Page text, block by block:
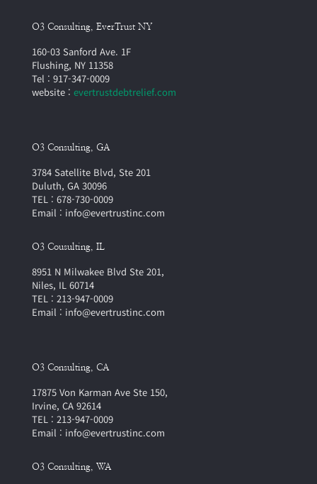
O3 Consulting, EverTrust NY
160-03 Sanford Ave. 1F
Flushing, NY 11358
Tel : 917-347-0009
website : evertrustdebtrelief.com
O3 Consulting, GA
3784 Satellite Blvd, Ste 201
Duluth, GA 30096
TEL : 678-730-0009
Email : info@evertrustinc.com
O3 Cousulting, IL
8951 N Milwakee Blvd Ste 201,
Niles, IL 60714
TEL : 213-947-0009
Email : info@evertrustinc.com
O3 Consulting, CA
17875 Von Karman Ave Ste 150,
Irvine, CA 92614
TEL : 213-947-0009
Email : info@evertrustinc.com
O3 Consulting, WA